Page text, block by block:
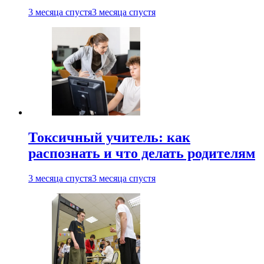
3 месяца спустя3 месяца спустя
Токсичный учитель: как
распознать и что делать родителям
3 месяца спустя3 месяца спустя